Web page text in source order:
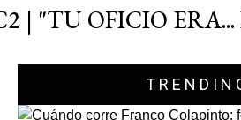
| "TU OFICIO